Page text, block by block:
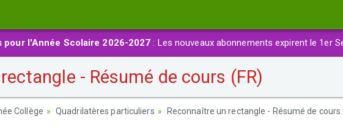
pour l'Année Scolaire 2026-2027 : Les nouveaux abonnements expirent le 1er
- Résumé de cours (FR)
Collège Quadrilatères particuliers Reconnaître un rectangle - Résumé de cours